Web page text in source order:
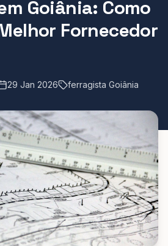
Goiânia: Como
Fornecedor
29 Jan 2026 ferragista Goiânia